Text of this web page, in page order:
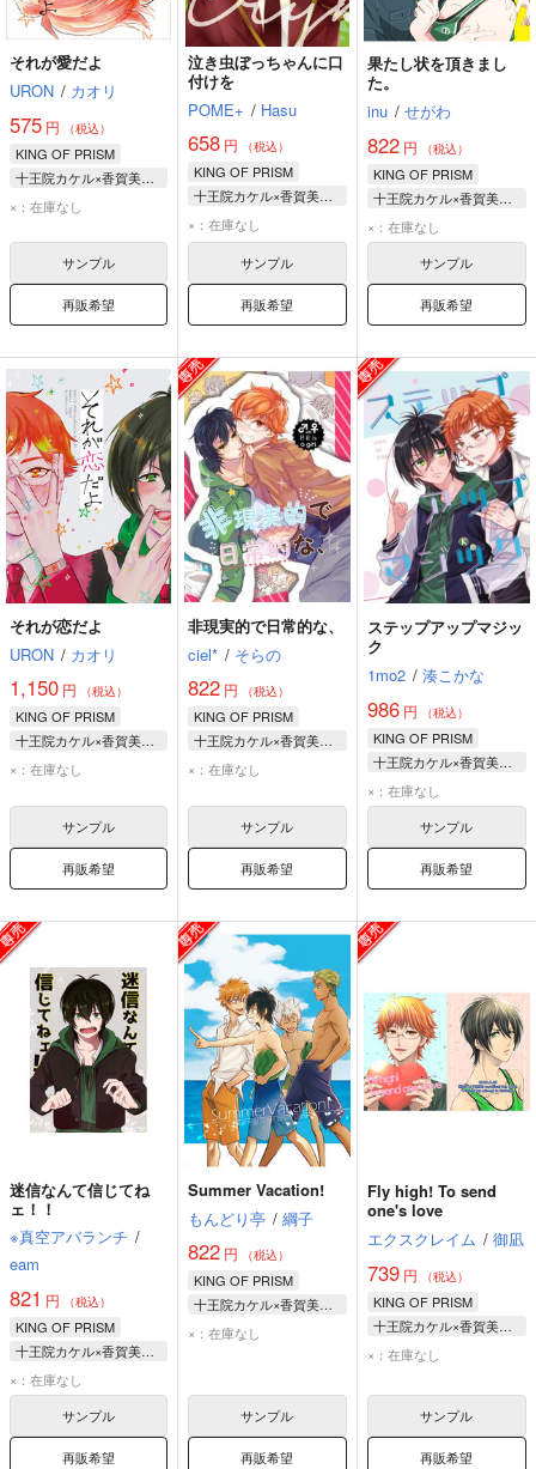
それが愛だよ
URON / カオリ
575 円 （税込）
KING OF PRISM
十王院カケル×香賀美タイガ
十王院カケル
×：在庫なし
サンプル
再販希望
泣き虫ぼっちゃんに口
付けを
POME+ / Hasu
658 円 （税込）
KING OF PRISM
十王院カケル×香賀美タイガ
十王院カケル
香賀美タイガ
×：在庫なし
サンプル
再販希望
果たし状を頂きまし
た。
inu / せがわ
822円 （税込）
KING OF PRISM
十王院カケル×香賀美タイガ
十王院カケル
香賀美タイガ
×：在庫なし
サンプル
再販希望
それが恋だよ
URON / カオリ
1,150 円 （税込）
KING OF PRISM
十王院カケル×香賀美タイガ
十王院カケル
×：在庫なし
サンプル
再販希望
非現実的で日常的な、
ciel* / そらの
822 円 （税込）
KING OF PRISM
十王院カケル×香賀美タイガ
十王院カケル
×：在庫なし
サンプル
再販希望
ステップアップマジッ
ク
1mo2 / 湊こかな
986円 （税込）
KING OF PRISM
十王院カケル×香賀美タイガ
十王院カケル
香賀美タイガ
×：在庫なし
サンプル
再販希望
迷信なんて信じてね
ェ！！
※真空アバランチ /
eam
821 円 （税込）
KING OF PRISM
十王院カケル×香賀美タイガ
香賀美タイガ
十王院カケル
×：在庫なし
サンプル
再販希望
Summer Vacation!
もんどり亭 / 綱子
822 円 （税込）
KING OF PRISM
十王院カケル×香賀美タイガ
香賀美タイガ
×：在庫なし
サンプル
再販希望
Fly high! To send
one's love
エクスクレイム / 御凪
739円 （税込）
KING OF PRISM
十王院カケル×香賀美タイガ
十王院カケル
×：在庫なし
サンプル
再販希望